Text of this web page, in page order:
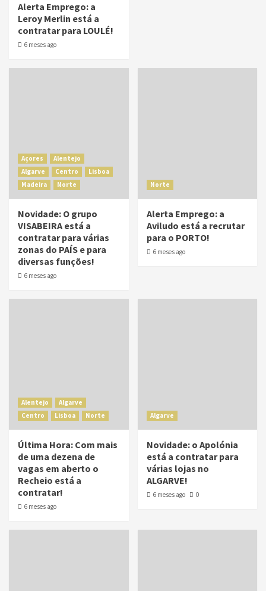
Alerta Emprego: a
Leroy Merlin está a
contratar para LOULÉ!
6 meses ago
Açores
Alentejo
Algarve
Centro
Lisboa
Madeira
Norte
Novidade: O grupo
VISABEIRA está a
contratar para várias
zonas do PAÍS e para
diversas funções!
6 meses ago
Norte
Alerta Emprego: a
Aviludo está a recrutar
para o PORTO!
6 meses ago
Alentejo
Algarve
Centro
Lisboa Norte
Última Hora: Com mais
de uma dezena de
vagas em aberto o
Recheio está a
contratar!
6 meses ago
Algarve
Novidade: o Apolónia
está a contratar para
várias lojas no
ALGARVE!
6 meses ago 0